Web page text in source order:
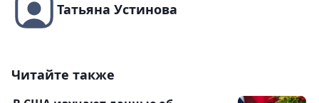
Татьяна Устинова
Читайте также